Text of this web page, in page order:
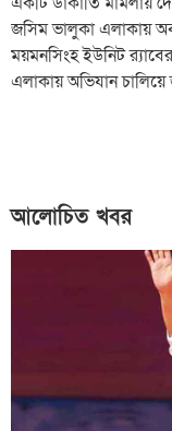
জসিম ভালুকা এলাকায়
ময়মনসিংহ ইউনিট
এলাকায় অভিযান
আলোচিত খবর